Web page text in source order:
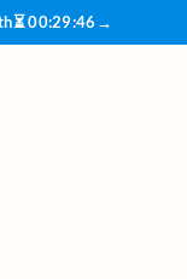
⏳00:29:46 →